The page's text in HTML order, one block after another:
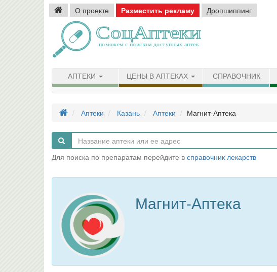
О проекте Разместить рекламу Дропшиппинг
АПТЕКИ ЦЕНЫ В АПТЕКАХ СПРАВОЧНИК
Аптеки Казань Аптеки Магнит-Аптека
Для поиска по препаратам перейдите в справочник лекарств
Магнит-Аптека